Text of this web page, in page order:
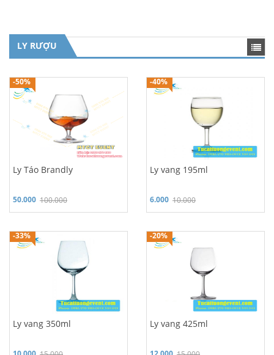
LY RƯỢU
Hỗ trợ 24/7: 0986 970 980
-50%
Ly Táo Brandly
100.000
50.000
Hỗ trợ 24/7: 0986 970 980
-40%
Ly vang 195ml
10.000
6.000
Hỗ trợ 24/7: 0986 970 980
-33%
Ly vang 350ml
Hỗ trợ 24/7: 0986 970 980
-20%
Ly vang 425ml